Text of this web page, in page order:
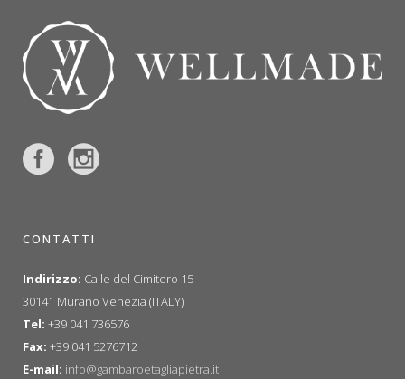
CONTATTI
Indirizzo: Calle del Cimitero 15
30141 Murano Venezia (ITALY)
Tel: +39 041 736576
Fax: +39 041 5276712
E-mail: info@gambaroetagliapietra.it